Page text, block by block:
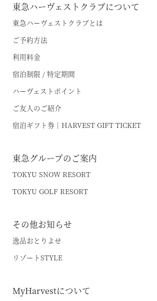
オンライン予約はこちら
※ご利用には「 My Harvest 」へのログイ
お電話でのご予約はこちら
東急ハーヴェストクラブについて
東急ハーヴェストクラブとは
ご予約方法
利用料金
宿泊制限 / 特定期間
ハーヴェストポイント
ご友人のご紹介
宿泊ギフト券｜HARVEST GIFT TICKET
東急グループのご案内
TOKYU SNOW RESORT
TOKYU GOLF RESORT
その他お知らせ
逸品おとりよせ
リゾートSTYLE
MyHarvestについて